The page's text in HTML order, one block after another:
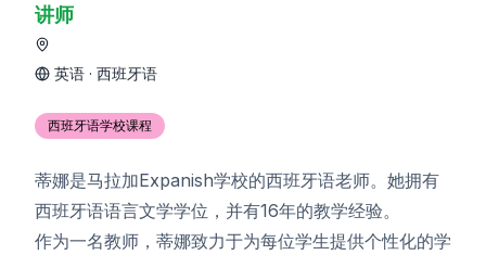
讲师
英语 · 西班牙语
西班牙语学校课程
蒂娜是马拉加Expanish学校的西班牙语老师。她拥有
西班牙语语言文学学位，并有16年的教学经验。
作为一名教师，蒂娜致力于为每位学生提供个性化的学